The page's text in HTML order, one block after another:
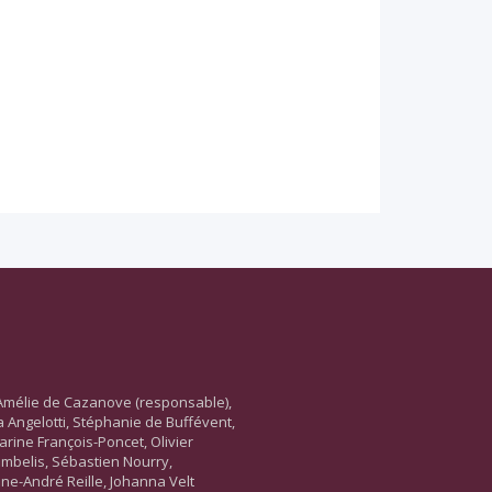
de Cazanove (responsable),
Angelotti, Stéphanie de Buffévent,
François-Poncet, Olivier
Sébastien Nourry,
André Reille, Johanna Velt